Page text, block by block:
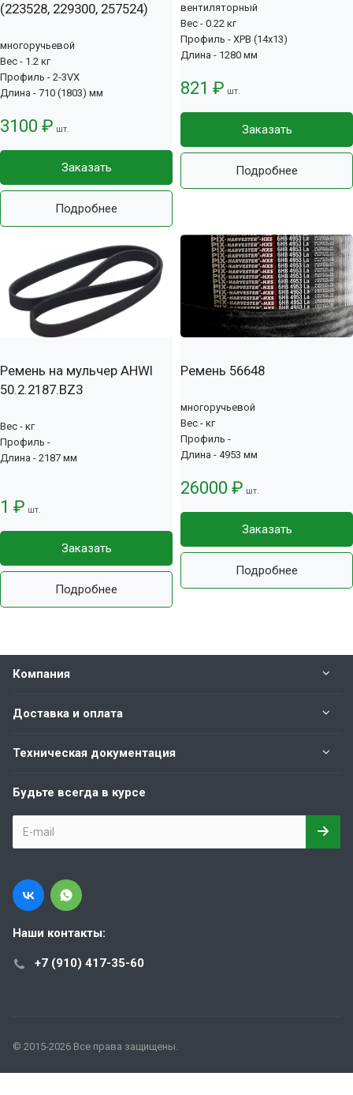
(223528, 229300, 257524)
многоручьевой
Вес - 1.2 кг
Профиль - 2-3VX
Длина - 710 (1803) мм
3100 ₽ шт.
Заказать
Подробнее
вентиляторный
Вес - 0.22 кг
Профиль - XPB (14x13)
Длина - 1280 мм
821 ₽ шт.
Заказать
Подробнее
Ремень на мульчер AHWI
50.2.2187.BZ3
Вес - кг
Профиль -
Длина - 2187 мм
1 ₽ шт.
Заказать
Подробнее
Ремень 56648
многоручьевой
Вес - кг
Профиль -
Длина - 4953 мм
26000 ₽ шт.
Заказать
Подробнее
Компания
Доставка и оплата
Техническая документация
Будьте всегда в курсе
Наши контакты:
+7 (910) 417-35-60
© 2015-2026 Все права защищены.